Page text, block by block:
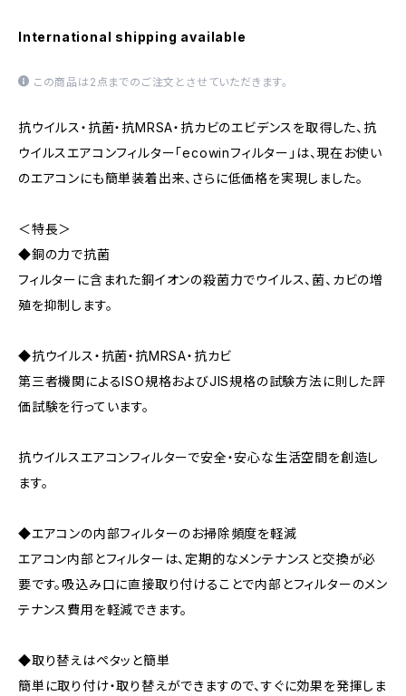
International shipping available
この商品は2点までのご注文とさせていただきます。
抗ウイルス・抗菌・抗MRSA・抗カビのエビデンスを取得した、抗
ウイルスエアコンフィルター「ecowinフィルター」は、現在お使い
のエアコンにも簡単装着出来、さらに低価格を実現しました。
＜特長＞
◆銅の力で抗菌
フィルターに含まれた銅イオンの殺菌力でウイルス、菌、カビの増
殖を抑制します。
◆抗ウイルス・抗菌・抗MRSA・抗カビ
第三者機関によるISO規格およびJIS規格の試験方法に則した評
価試験を行っています。
抗ウイルスエアコンフィルターで安全・安心な生活空間を創造し
ます。
◆エアコンの内部フィルターのお掃除頻度を軽減
エアコン内部とフィルターは、定期的なメンテナンスと交換が必
要です。吸込み口に直接取り付けることで内部とフィルターのメン
テナンス費用を軽減できます。
◆取り替えはペタッと簡単
簡単に取り付け・取り替えができますので、すぐに効果を発揮しま